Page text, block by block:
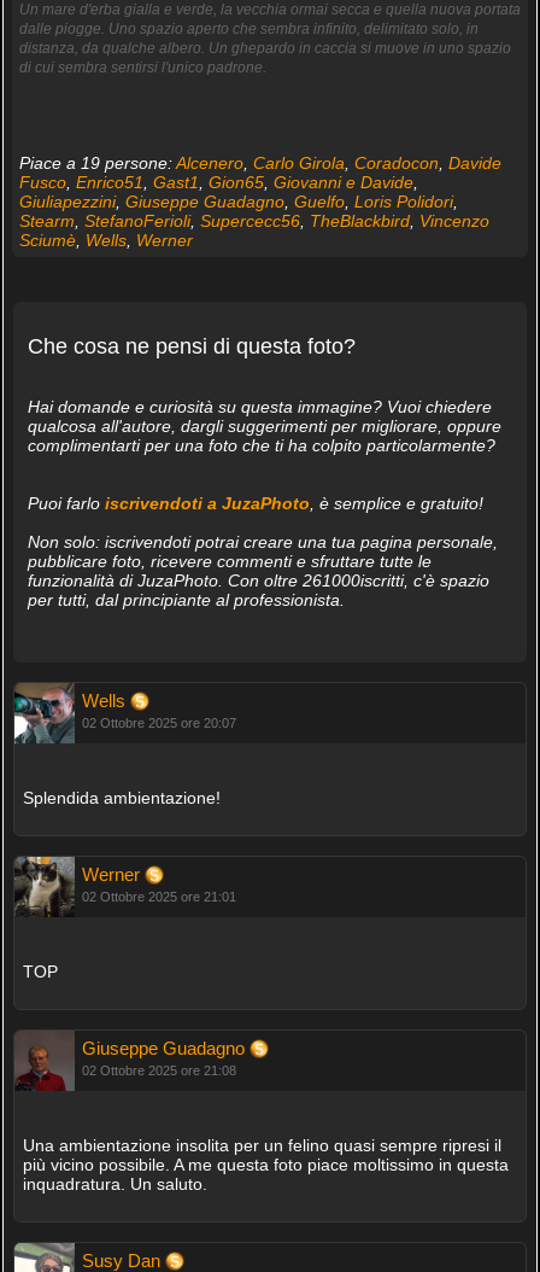
Un mare d'erba gialla e verde, la vecchia ormai secca e quella nuova portata
dalle piogge. Uno spazio aperto che sembra infinito, delimitato solo, in
distanza, da qualche albero. Un ghepardo in caccia si muove in uno spazio
di cui sembra sentirsi l'unico padrone.
Piace a 19 persone:Alcenero, Carlo Girola Coradocon Davide
Fusco, Enrico51 Gast1 Gion65, Giovanni e Davide,
Giuliapezzini, Giuseppe Guadagno, Guelfo, Loris Polidori,
Stearm StefanoFerioli, Supercecc56, TheBlackbird, Vincenzo
Sciumè, Wells, Werner
Che cosa ne pensi di questa foto?
Hai domande e curiosità su questa immagine? Vuoi chiedere
qualcosa all'autore, dargli suggerimenti per migliorare, oppure
complimentarti per una foto che ti ha colpito particolarmente?
Puoi farlo iscrivendoti a JuzaPhoto , è semplice e gratuito!
Non solo: iscrivendoti potrai creare una tua pagina personale,
pubblicare foto, ricevere commenti e sfruttare tutte le
funzionalità di JuzaPhoto. Con oltre 261000iscritti, c'è spazio
per tutti, dal principiante al professionista.
Wells
02 Ottobre 2025 ore 20:07
Splendida ambientazione!
Werner
02 Ottobre 2025 ore 21:01
TOP
Giuseppe Guadagno
02 Ottobre 2025 ore 21:08
Una ambientazione insolita per un felino quasi sempre ripresi il
più vicino possibile. A me questa foto piace moltissimo in questa
inquadratura. Un saluto.
Susy Dan